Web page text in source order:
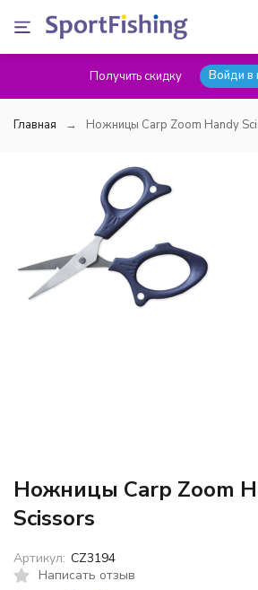
Получить скидку Войди в
Главная Ножницы Carp Zoom Handy
Ножницы Carp Zoom
Scissors
Написать отзыв
Артикул: CZ3194